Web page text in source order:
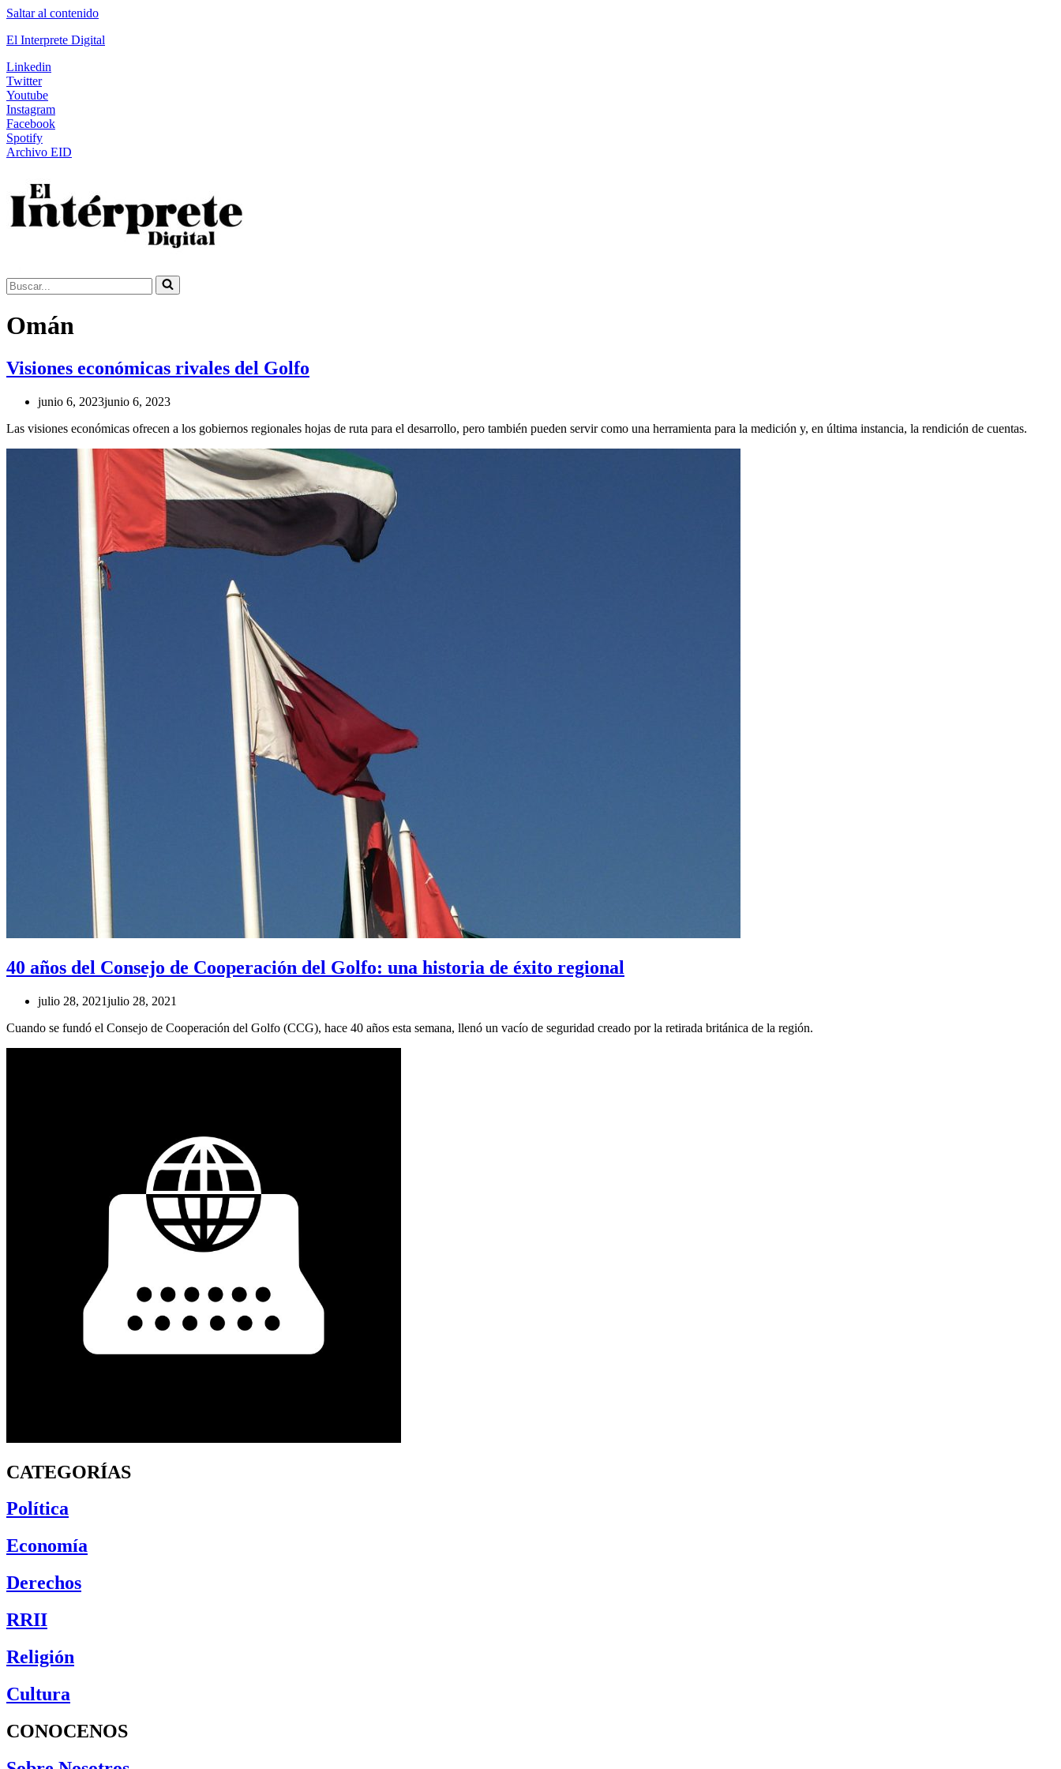
Saltar al contenido
El Interprete Digital
Linkedin
Twitter
Youtube
Instagram
Facebook
Spotify
Archivo EID
Buscar...
Omán
Visiones económicas rivales del Golfo
junio 6, 2023junio 6, 2023
Las visiones económicas ofrecen a los gobiernos regionales hojas de ruta para el desarrollo, pero también pueden servir como una herramienta para la medición y, en última instancia, la rendición de cuentas.
40 años del Consejo de Cooperación del Golfo: una historia de éxito regional
julio 28, 2021julio 28, 2021
Cuando se fundó el Consejo de Cooperación del Golfo (CCG), hace 40 años esta semana, llenó un vacío de seguridad creado por la retirada británica de la región.
CATEGORÍAS
Política
Economía
Derechos
RRII
Religión
Cultura
CONOCENOS